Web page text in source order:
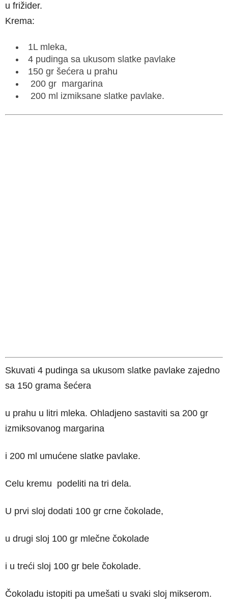
u frižider.
Krema:
1L mleka,
4 pudinga sa ukusom slatke pavlake
150 gr šećera u prahu
200 gr margarina
200 ml izmiksane slatke pavlake.
Skuvati 4 pudinga sa ukusom slatke pavlake zajedno
sa 150 grama šećera
u prahu u litri mleka. Ohladjeno sastaviti sa 200 gr
izmiksovanog margarina
i 200 ml umućene slatke pavlake.
Celu kremu podeliti na tri dela.
U prvi sloj dodati 100 gr crne čokolade,
u drugi sloj 100 gr mlečne čokolade
i u treći sloj 100 gr bele čokolade.
Čokoladu istopiti pa umešati u svaki sloj mikserom.